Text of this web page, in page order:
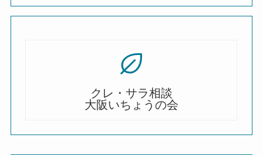
クレ・サラ相談
大阪いちょうの会